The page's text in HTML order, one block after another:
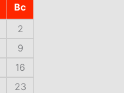
Вс
2
9
16
23